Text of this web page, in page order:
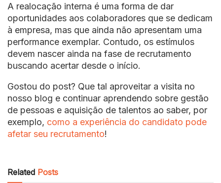
A realocação interna é uma forma de dar
oportunidades aos colaboradores que se dedicam
à empresa, mas que ainda não apresentam uma
performance exemplar. Contudo, os estímulos
devem nascer ainda na fase de recrutamento
buscando acertar desde o início.
Gostou do post? Que tal aproveitar a visita no
nosso blog e continuar aprendendo sobre gestão
de pessoas e aquisição de talentos ao saber, por
exemplo, como a experiência do candidato pode
afetar seu recrutamento!
Related Posts